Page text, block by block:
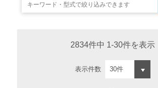
2834件中 1-30件を表示
表示件数